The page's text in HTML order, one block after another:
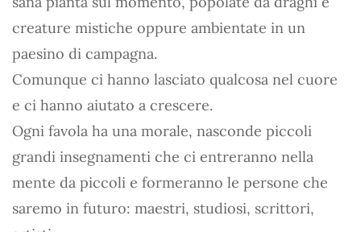
creature mistiche oppure ambientate in un
paesino di campagna.
Comunque ci hanno lasciato qualcosa nel cuore
e ci hanno aiutato a crescere.
Ogni favola ha una morale, nasconde piccoli
grandi insegnamenti che ci entreranno nella
mente da piccoli e formeranno le persone che
saremo in futuro: maestri, studiosi, scrittori,